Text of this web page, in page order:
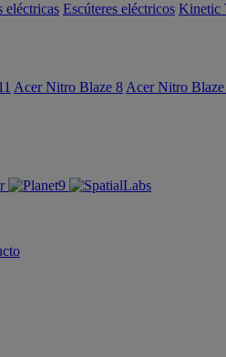
eléctricas Escúteres eléctricos Kinetic
Acer Nitro Blaze 8 Acer Nitro